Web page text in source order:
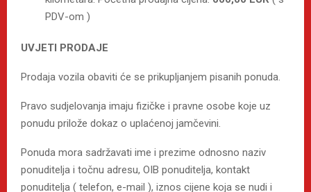
PDV-om )
UVJETI PRODAJE
Prodaja vozila obaviti će se prikupljanjem pisanih ponuda.
Pravo sudjelovanja imaju fizičke i pravne osobe koje uz
ponudu prilože dokaz o uplaćenoj jamčevini.
Ponuda mora sadržavati ime i prezime odnosno naziv
ponuditelja i točnu adresu, OIB ponuditelja, kontakt
ponuditelja ( telefon, e-mail ), iznos cijene koja se nudi i